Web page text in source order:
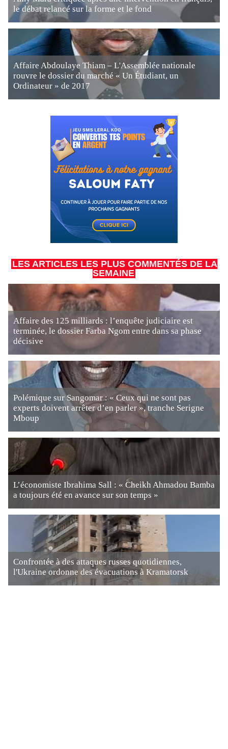
le débat relancé sur la forme et le fond
Affaire Abdoulaye Thiam – L'Assemblée nationale
rouvre le dossier du marché « Un Étudiant, un
Ordinateur » de 2017
LES ARTICLES LES PLUS COMMENTÉS DE LA
SEMAINE
Affaire des 125 milliards : l’enquête judiciaire est
terminée, le dossier Farba Ngom entre dans sa phase
décisive
Polémique sur Sangomar : « Ceux qui ne sont pas
experts doivent arrêter d’en parler », tranche Serigne
Mboup
L’économiste Ibrahima Sall : « Cheikh Ahmadou Bamba
a toujours été en avance sur son temps »
Confrontée à des attaques russes quotidiennes,
l'Ukraine ordonne des évacuations à Kramatorsk